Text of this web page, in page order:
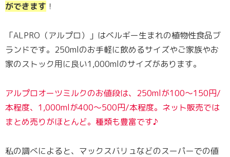
ができます ！
「ALPRO（アルプロ）」はベルギー生まれの植物性食品ブ
ランドです。250mlのお手軽に飲めるサイズやご家族やお
家のストック用に良い1,000mlのサイズがあります。
アルプロオーツミルクのお値段は、250mlが100〜150円/
本程度、1,000mlが400〜500円/本程度。ネット販売では
まとめ売りがほとんど。種類も豊富です♪
私の調べによると、マックスバリュなどのスーパーでの値